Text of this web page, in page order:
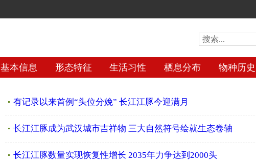
基本信息 形态特征 生活习性 栖息分布 物种历史
有记录以来首例“头位分娩” 长江江豚今迎满月
长江江豚成为武汉城市吉祥物 三大自然符号绘就生态卷轴
长江江豚数量实现恢复性增长 2035年力争达到2000头